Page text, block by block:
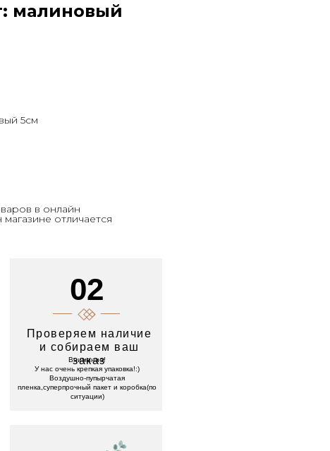
малиновый
5см
в онлайн
отличается
02
Проверяем наличие
и собираем ваш
заказ
Внимание!
У нас очень крепкая упаковка!:)
Воздушно-пупырчатая
пленка,суперпрочный пакет и коробка(по
ситуации)